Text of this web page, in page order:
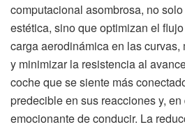
computacional asombrosa, no
estética, sino que optimizan el
carga aerodinámica en las curvas,
y minimizar la resistencia al
coche que se siente más
predecible en sus reacciones y,
emocionante de conducir. La